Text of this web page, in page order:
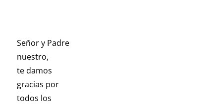
Señor y Padre
nuestro,
te damos
gracias por
todos los